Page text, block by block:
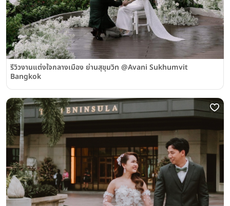
รีวิวงานแต่งใจกลางเมือง ย่านสุขุมวิท @Avani Sukhumvit
Bangkok